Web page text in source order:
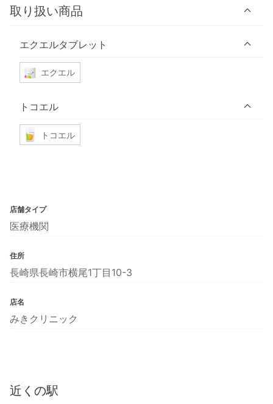
取り扱い商品
エクエルタブレット
エクエル
トコエル
トコエル
店舗タイプ
医療機関
住所
長崎県長崎市横尾1丁目10-3
店名
みきクリニック
近くの駅